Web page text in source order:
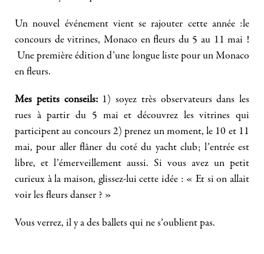
Un nouvel événement vient se rajouter cette année :le
concours de vitrines, Monaco en fleurs du 5 au 11 mai !
Une première édition d’une longue liste pour un Monaco
en fleurs.
Mes petits conseils:1) soyez très observateurs dans les
rues à partir du 5 mai et découvrez les vitrines qui
participent au concours 2) prenez un moment, le 10 et 11
mai, pour aller flâner du coté du yacht club; l’entrée est
libre, et l’émerveillement aussi. Si vous avez un petit
curieux à la maison, glissez-lui cette idée : « Et si on allait
voir les fleurs danser ? »
Vous verrez, il y a des ballets qui ne s’oublient pas.